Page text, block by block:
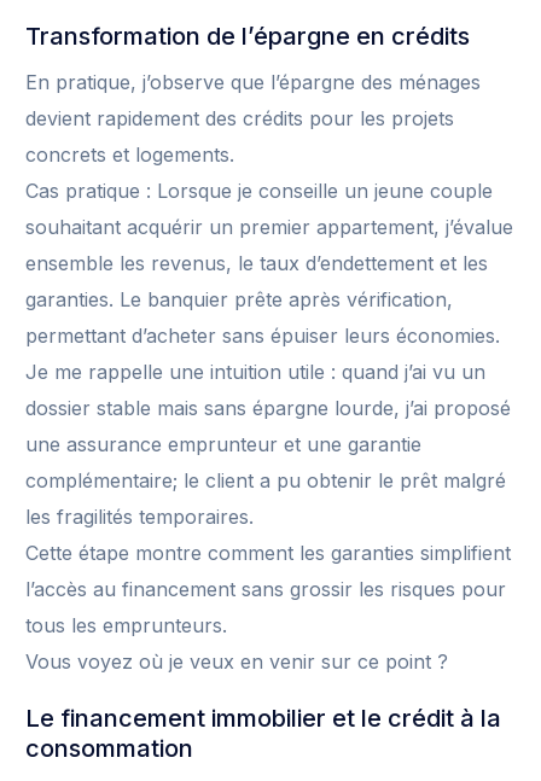
Transformation de l’épargne en crédits
En pratique, j’observe que l’épargne des ménages
devient rapidement des crédits pour les projets
concrets et logements.
Cas pratique : Lorsque je conseille un jeune couple
souhaitant acquérir un premier appartement, j’évalue
ensemble les revenus, le taux d’endettement et les
garanties. Le banquier prête après vérification,
permettant d’acheter sans épuiser leurs économies.
Je me rappelle une intuition utile : quand j’ai vu un
dossier stable mais sans épargne lourde, j’ai proposé
une assurance emprunteur et une garantie
complémentaire; le client a pu obtenir le prêt malgré
les fragilités temporaires.
Cette étape montre comment les garanties simplifient
l’accès au financement sans grossir les risques pour
tous les emprunteurs.
Vous voyez où je veux en venir sur ce point ?
Le financement immobilier et le crédit à la
consommation